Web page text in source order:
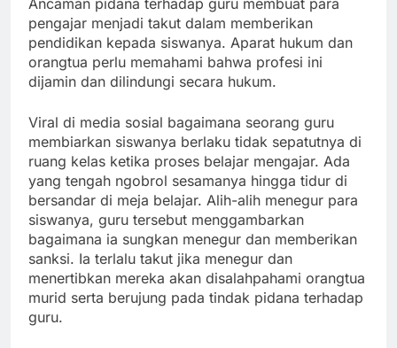
Nasional
di Jayapura
Gunakan
Absen Digital
dengan Kartu
Dipantau
Orang Tua
Jual Gado-
Makkah
dengan View
Jabal
Khandamah,
Ibu Asal
Madura
Mendadak
Viral
Ancaman pidana terhadap guru membuat para
pengajar menjadi takut dalam memberikan
pendidikan kepada siswanya. Aparat hukum dan
orangtua perlu memahami bahwa profesi ini
dijamin dan dilindungi secara hukum.
Viral di media sosial bagaimana seorang guru
membiarkan siswanya berlaku tidak sepatutnya di
ruang kelas ketika proses belajar mengajar. Ada
yang tengah ngobrol sesamanya hingga tidur di
bersandar di meja belajar. Alih-alih menegur para
siswanya, guru tersebut menggambarkan
bagaimana ia sungkan menegur dan memberikan
sanksi. Ia terlalu takut jika menegur dan
menertibkan mereka akan disalahpahami orangtua
murid serta berujung pada tindak pidana terhadap
guru.